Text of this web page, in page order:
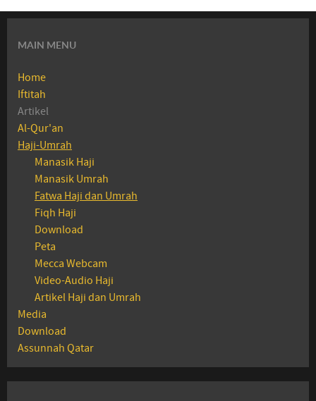
MAIN MENU
Home
Iftitah
Artikel
Al-Qur'an
Haji-Umrah
Manasik Haji
Manasik Umrah
Fatwa Haji dan Umrah
Fiqh Haji
Download
Peta
Mecca Webcam
Video-Audio Haji
Artikel Haji dan Umrah
Media
Download
Assunnah Qatar